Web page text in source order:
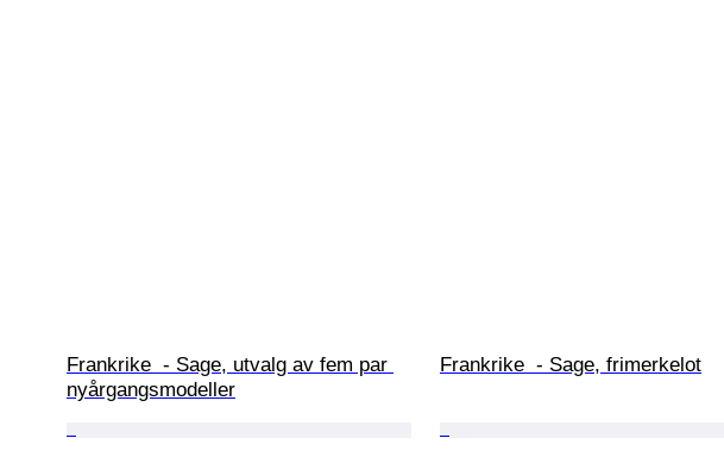
Frankrike  - Sage, utvalg av fem par
nyårgangsmodeller
Frankrike  - Sage, frimerkelot